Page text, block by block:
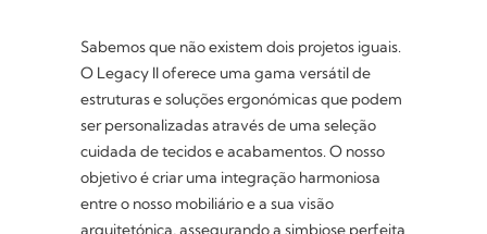
Sabemos que não existem dois projetos iguais.
O Legacy II oferece uma gama versátil de
estruturas e soluções ergonómicas que podem
ser personalizadas através de uma seleção
cuidada de tecidos e acabamentos. O nosso
objetivo é criar uma integração harmoniosa
entre o nosso mobiliário e a sua visão